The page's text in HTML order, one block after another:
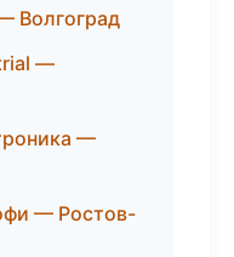
Волгоград
—
—
— Ростов-